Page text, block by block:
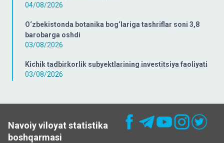
04/08/2026
O‘zbekistonda botanika bog‘lariga tashriflar soni 3,8
barobarga oshdi
03/08/2026
Kichik tadbirkorlik subyektlarining investitsiya faoliyati
03/08/2026
Navoiy viloyat statistika
boshqarmasi